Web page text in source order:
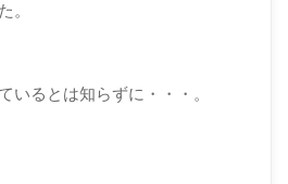
。
いるとは知らずに・・・。